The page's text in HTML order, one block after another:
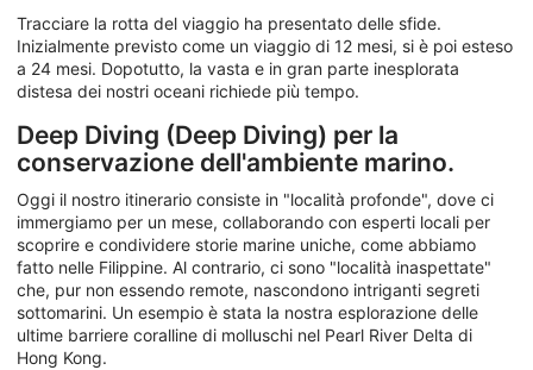
Tracciare la rotta del viaggio ha presentato delle sfide.
Inizialmente previsto come un viaggio di 12 mesi, si è poi esteso
a 24 mesi. Dopotutto, la vasta e in gran parte inesplorata
distesa dei nostri oceani richiede più tempo.
Deep Diving (Deep Diving) per la
conservazione dell'ambiente marino.
Oggi il nostro itinerario consiste in "località profonde", dove ci
immergiamo per un mese, collaborando con esperti locali per
scoprire e condividere storie marine uniche, come abbiamo
fatto nelle Filippine. Al contrario, ci sono "località inaspettate"
che, pur non essendo remote, nascondono intriganti segreti
sottomarini. Un esempio è stata la nostra esplorazione delle
ultime barriere coralline di molluschi nel Pearl River Delta di
Hong Kong.